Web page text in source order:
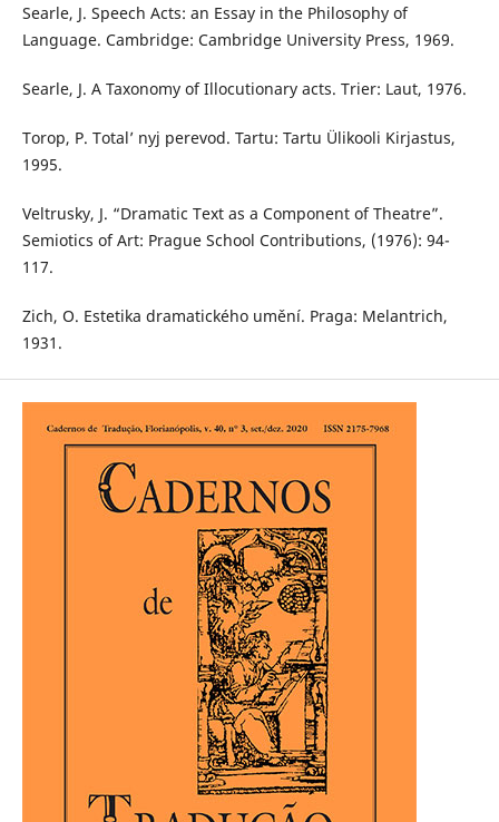
Searle, J. Speech Acts: an Essay in the Philosophy of
Language. Cambridge: Cambridge University Press, 1969.
Searle, J. A Taxonomy of Illocutionary acts. Trier: Laut, 1976.
Torop, P. Total’ nyj perevod. Tartu: Tartu Ülikooli Kirjastus,
1995.
Veltrusky, J. “Dramatic Text as a Component of Theatre”.
Semiotics of Art: Prague School Contributions, (1976): 94-
117.
Zich, O. Estetika dramatického umění. Praga: Melantrich,
1931.